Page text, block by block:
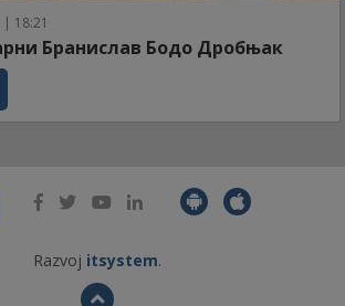
18:21
Бранислав Бодо Дробњак
Razvoj itsystem.